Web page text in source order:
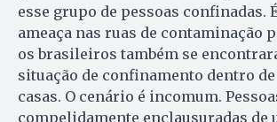
esse grupo de pessoas confinadas.
ameaça nas ruas de contaminação
os brasileiros também se
situação de confinamento dentro
casas. O cenário é incomum.
compelidamente enclausuradas de